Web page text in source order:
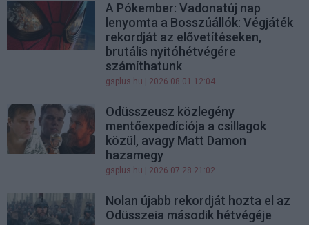
A Pókember: Vadonatúj nap
lenyomta a Bosszúállók: Végjáték
rekordját az elővetítéseken,
brutális nyitóhétvégére
számíthatunk
gsplus.hu | 2026.08.01 12:04
Odüsszeusz közlegény
mentőexpedíciója a csillagok
közül, avagy Matt Damon
hazamegy
gsplus.hu | 2026.07.28 21:02
Nolan újabb rekordját hozta el az
Odüsszeia második hétvégéje